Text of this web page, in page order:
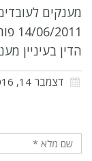
מענקים
הדין בעיניין
דצמבר 14, 2016